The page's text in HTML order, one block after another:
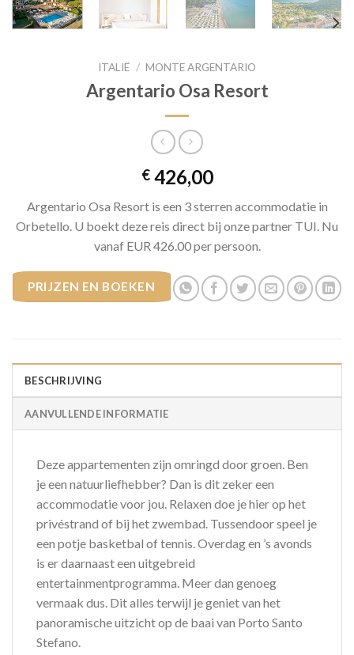
ITALIË / MONTE ARGENTARIO
Argentario Osa Resort
€426,00
Argentario Osa Resort is een 3 sterren accommodatie in
Orbetello. U boekt deze reis direct bij onze partner TUI. Nu
vanaf EUR 426.00 per persoon.
PRIJZEN EN BOEKEN
BESCHRIJVING
AANVULLENDE INFORMATIE
Deze appartementen zijn omringd door groen. Ben
je een natuurliefhebber? Dan is dit zeker een
accommodatie voor jou. Relaxen doe je hier op het
privéstrand of bij het zwembad. Tussendoor speel je
een potje basketbal of tennis. Overdag en ’s avonds
is er daarnaast een uitgebreid
entertainmentprogramma. Meer dan genoeg
vermaak dus. Dit alles terwijl je geniet van het
panoramische uitzicht op de baai van Porto Santo
Stefano.